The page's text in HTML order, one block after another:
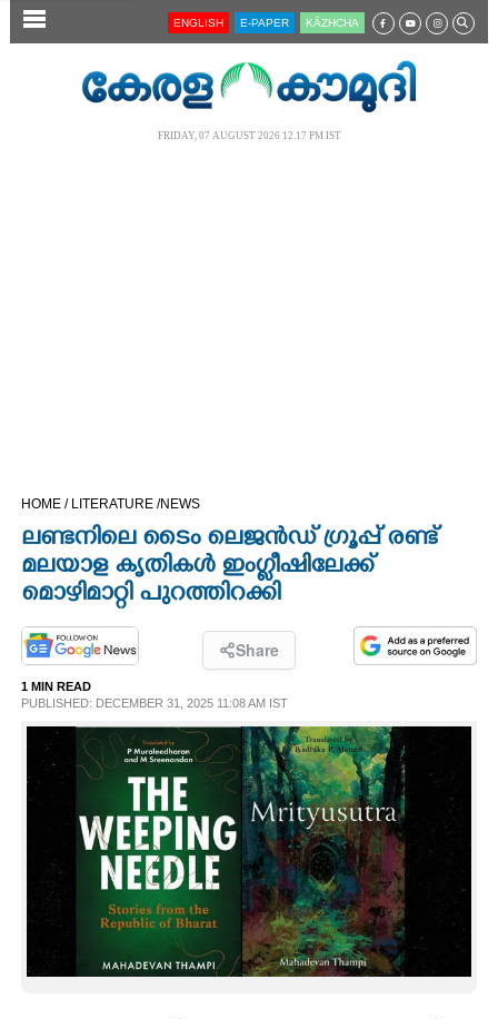
SECTIONS
OPINION
PHOTOS
LIFESTYLE
SPIRITUAL
ART
ENGLISH E-PAPER KĀZHCHA
FRIDAY, 07 AUGUST 2026 12.17 PM IST
HOME / LITERATURE /NEWS
ലണ്ടനിലെ ടൈം ലെജൻഡ് ഗ്രൂപ്പ് രണ്ട്
മലയാള കൃതികൾ ഇംഗ്ലീഷിലേക്ക്
മൊഴിമാറ്റി പുറത്തിറക്കി
Share
1 MIN READ
PUBLISHED: DECEMBER 31, 2025 11:08 AM IST